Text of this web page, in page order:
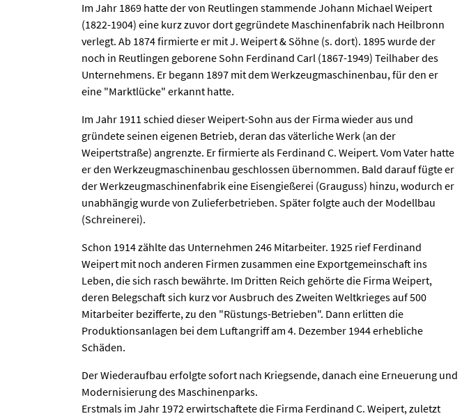
Im Jahr 1869 hatte der von Reutlingen stammende Johann Michael Weipert
(1822-1904) eine kurz zuvor dort gegründete Maschinenfabrik nach Heilbronn
verlegt. Ab 1874 firmierte er mit J. Weipert & Söhne (s. dort). 1895 wurde der
noch in Reutlingen geborene Sohn Ferdinand Carl (1867-1949) Teilhaber des
Unternehmens. Er begann 1897 mit dem Werkzeugmaschinenbau, für den er
eine "Marktlücke" erkannt hatte.
Im Jahr 1911 schied dieser Weipert-Sohn aus der Firma wieder aus und
gründete seinen eigenen Betrieb, deran das väterliche Werk (an der
Weipertstraße) angrenzte. Er firmierte als Ferdinand C. Weipert. Vom Vater hatte
er den Werkzeugmaschinenbau geschlossen übernommen. Bald darauf fügte er
der Werkzeugmaschinenfabrik eine Eisengießerei (Grauguss) hinzu, wodurch er
unabhängig wurde von Zulieferbetrieben. Später folgte auch der Modellbau
(Schreinerei).
Schon 1914 zählte das Unternehmen 246 Mitarbeiter. 1925 rief Ferdinand
Weipert mit noch anderen Firmen zusammen eine Exportgemeinschaft ins
Leben, die sich rasch bewährte. Im Dritten Reich gehörte die Firma Weipert,
deren Belegschaft sich kurz vor Ausbruch des Zweiten Weltkrieges auf 500
Mitarbeiter bezifferte, zu den "Rüstungs-Betrieben". Dann erlitten die
Produktionsanlagen bei dem Luftangriff am 4. Dezember 1944 erhebliche
Schäden.
Der Wiederaufbau erfolgte sofort nach Kriegsende, danach eine Erneuerung und
Modernisierung des Maschinenparks.
Erstmals im Jahr 1972 erwirtschaftete die Firma Ferdinand C. Weipert, zuletzt